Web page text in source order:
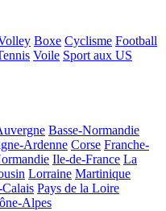
Boxe Cyclisme Football
Voile Sport aux US
Basse-Normandie
Ardenne Corse Franche-
Ile-de-France La
Lorraine Martinique
Pays de la Loire
Alpes